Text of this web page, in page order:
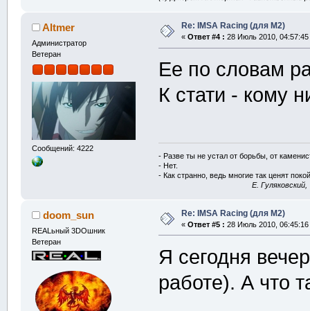
Altmer
Администратор
Ветеран
Сообщений: 4222
Re: IMSA Racing (для M2)
« Ответ #4 : 28 Июль 2010, 04:57:45
Ее по словам
К стати - кому
- Разве ты не устал от борьбы, от
- Нет.
- Как странно, ведь многие так ценят
E.
doom_sun
REALьный 3DOшник
Ветеран
Re: IMSA Racing (для M2)
« Ответ #5 : 28 Июль 2010, 06:45:16
Я сегодня
работе). А что